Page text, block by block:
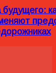
будущего: